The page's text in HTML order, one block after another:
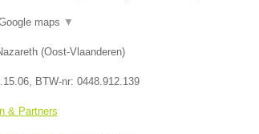
maps ▼
(Oost-Vlaanderen)
, BTW-nr: 0448.912.139
& Partners